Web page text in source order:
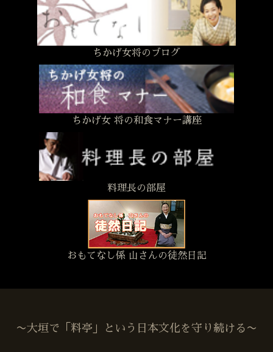
ちかげ女将のブログ
ちかげ女 将の和食マナー講座
料理長の部屋
おもてなし係 山さんの徒然日記
〜大垣で「料亭」という日本文化を守り続ける〜